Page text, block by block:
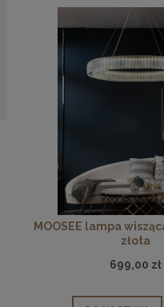
MOOSEE lampa
złota
699,00 zł